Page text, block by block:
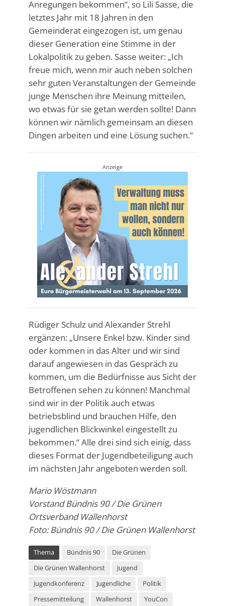
Anregungen bekommen“, so Lili Sasse, die
letztes Jahr mit 18 Jahren in den
Gemeinderat eingezogen ist, um genau
dieser Generation eine Stimme in der
Lokalpolitik zu geben. Sasse weiter: „Ich
freue mich, wenn mir auch neben solchen
sehr guten Veranstaltungen der Gemeinde
junge Menschen ihre Meinung mitteilen,
wo etwas für sie getan werden sollte! Dann
können wir nämlich gemeinsam an diesen
Dingen arbeiten und eine Lösung suchen.“
Anzeige
Rüdiger Schulz und Alexander Strehl
ergänzen: „Unsere Enkel bzw. Kinder sind
oder kommen in das Alter und wir sind
darauf angewiesen in das Gespräch zu
kommen, um die Bedürfnisse aus Sicht der
Betroffenen sehen zu können! Manchmal
sind wir in der Politik auch etwas
betriebsblind und brauchen Hilfe, den
jugendlichen Blickwinkel eingestellt zu
bekommen.“ Alle drei sind sich einig, dass
dieses Format der Jugendbeteiligung auch
im nächsten Jahr angeboten werden soll.
Mario Wöstmann
Vorstand Bündnis 90 / Die Grünen
Ortsverband Wallenhorst
Foto: Bündnis 90 / Die Grünen Wallenhorst
Thema Bündnis 90
Die Grünen
Die Grünen Wallenhorst
Jugend
Jugendkonferenz
Jugendliche
Politik
Pressemitteilung
Wallenhorst YouCon